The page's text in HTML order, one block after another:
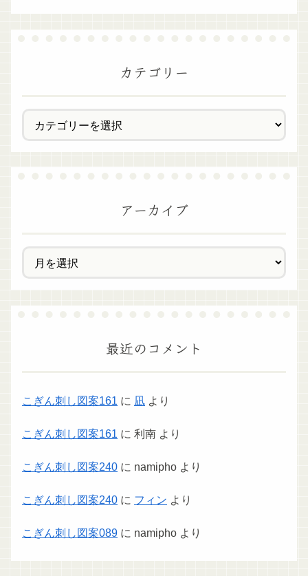
カテゴリー
アーカイブ
最近のコメント
こぎん刺し図案161 に 凪 より
こぎん刺し図案161 に 利南 より
こぎん刺し図案240 に namipho より
こぎん刺し図案240 に フィン より
こぎん刺し図案089 に namipho より